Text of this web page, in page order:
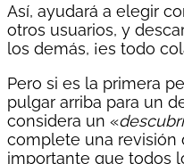
Así, ayudará a elegir
otros usuarios, y
los demás, ¡es todo
Pero si es la primera
pulgar arriba para un
considera un «
complete una revisión
importante que todos